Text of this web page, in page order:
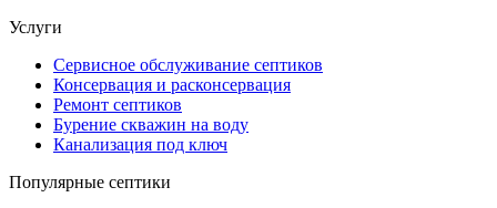
Услуги
Сервисное обслуживание септиков
Консервация и расконсервация
Ремонт септиков
Бурение скважин на воду
Канализация под ключ
Популярные септики